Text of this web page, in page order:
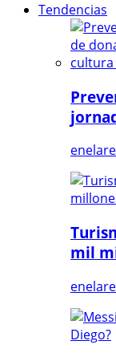
Tendencias
mil